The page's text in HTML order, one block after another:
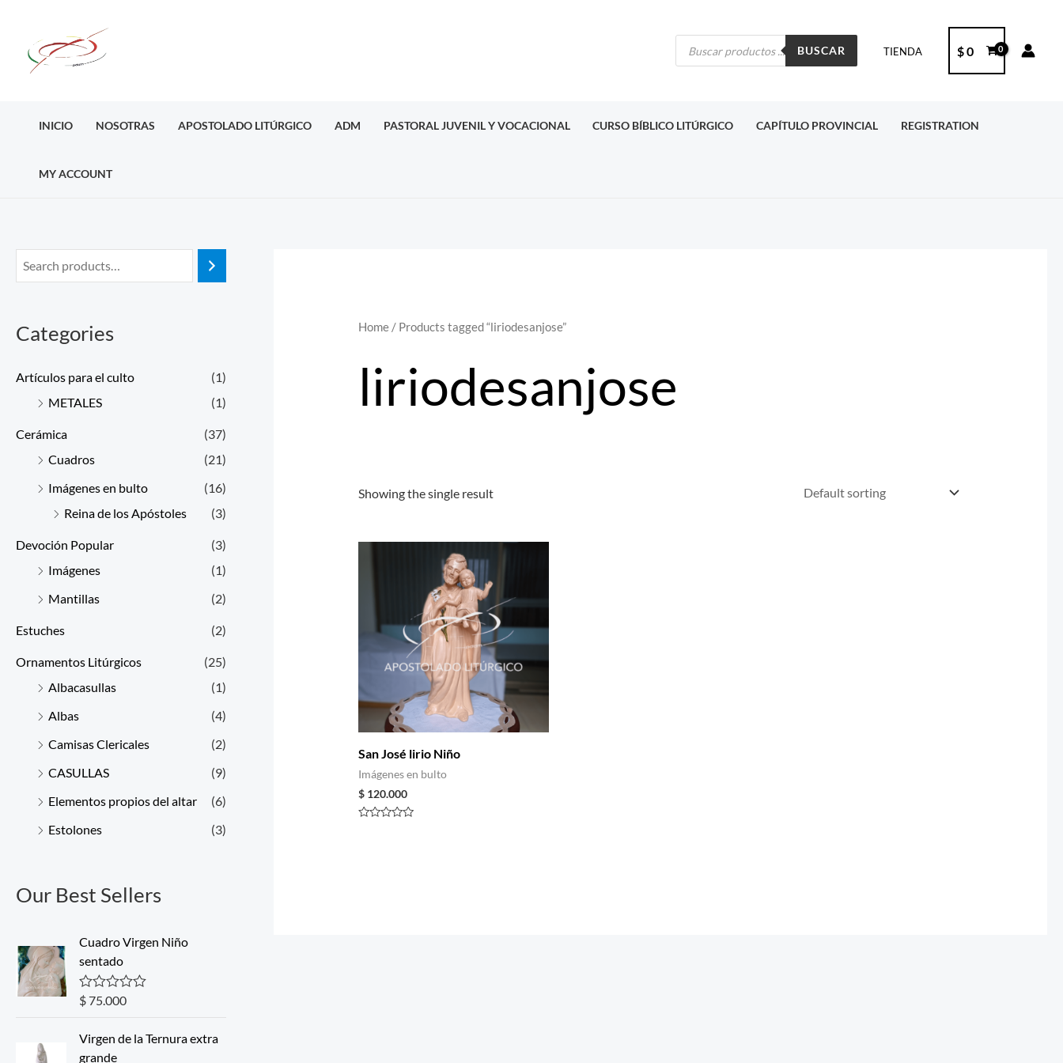
contenido
Búsqueda
productos
BUSCAR TIENDA $0
INICIO NOSOTRAS APOSTOLADO LITÚRGICO ADM PASTORAL JUVENIL Y VOCACIONAL CURSO BÍBLICO LITÚRGICO CAPÍTULO PROVINCIAL REGISTRATION
MY ACCOUNT
Categories
Artículos para el culto
(1)
METALES
(1)
Cerámica
(37)
Cuadros
(21)
Imágenes en bulto
(16)
Reina de los Apóstoles
(3)
Devoción Popular
(3)
Imágenes
(1)
Mantillas
(2)
Estuches (2)
Ornamentos Litúrgicos
(25)
Albacasullas
(1)
Albas
(4)
Camisas Clericales
(2)
CASULLAS
(9)
Elementos propios del altar
(6)
Estolones
(3)
Our Best Sellers
Cuadro Virgen Niño
sentado
R
e
$75.000
Virgen de la Ternura extra
grande
Home/ Products tagged “liriodesanjose”
liriodesanjose
Showing the single result
San José lirio Niño
Imágenes en bulto
$120.000